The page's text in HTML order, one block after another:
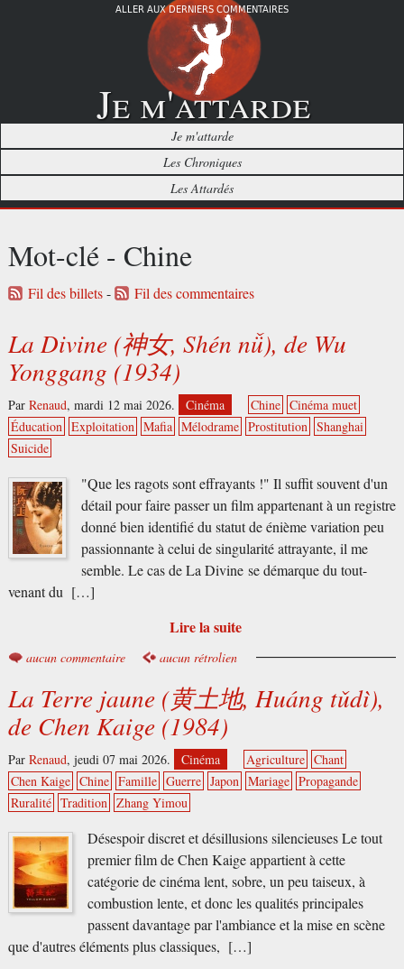
ALLER AUX DERNIERS COMMENTAIRES
Je m'attarde
Je m'attarde
Les Chroniques
Les Attardés
Mot-clé - Chine
Fil des billets- Fil des commentaires
La Divine (神女, Shén nǚ), de Wu
Yonggang (1934)
Par Renaud, mardi 12 mai 2026. Cinéma Chine Cinéma muet
Éducation Exploitation Mafia Mélodrame Prostitution Shanghai
Suicide
"Que les ragots sont effrayants !" Il suffit souvent d'un
détail pour faire passer un film appartenant à un registre
donné bien identifié du statut de énième variation peu
passionnante à celui de singularité attrayante, il me
semble. Le cas de La Divine se démarque du tout-
venant du […]
Lire la suite
aucun commentaire aucun rétrolien
La Terre jaune (黄土地, Huáng tǔdì),
de Chen Kaige (1984)
Par Renaud, jeudi 07 mai 2026. Cinéma Agriculture Chant
Chen Kaige Chine Famille Guerre Japon Mariage Propagande
Ruralité Tradition Zhang Yimou
Désespoir discret et désillusions silencieuses Le tout
premier film de Chen Kaige appartient à cette
catégorie de cinéma lent, sobre, un peu taiseux, à
combustion lente, et donc les qualités principales
passent davantage par l'ambiance et la mise en scène
que d'autres éléments plus classiques, […]